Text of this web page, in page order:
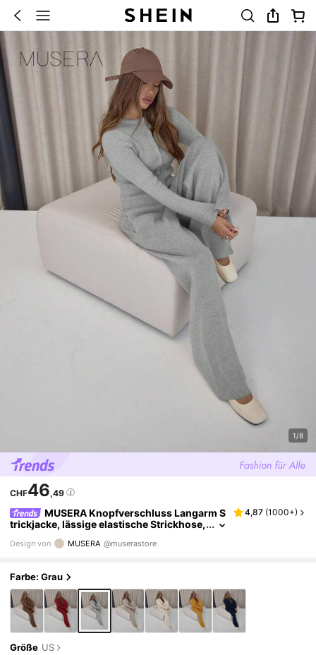
1/8
CHF46,49
MUSERA Knopfverschluss Langarm S
trickjacke, lässige elastische Strickhose,
wear, Abendparty, Frühling
4,87 (1000+)
Design von MUSERA @muserastore
Farbe: Grau
Größe US